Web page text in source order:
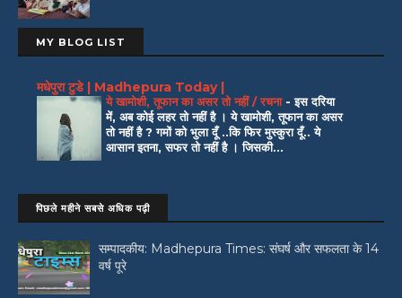
MY BLOG LIST
मधेपुरा टुडे | Madhepura Today |
ये खामोशी, तूफान का असर तो नहीं / रचना -इस दरिया
में, अब कोई लहर तो नहीं है । ये खामोशी, तूफान का असर
तो नहीं है ? गमों को भुला दूँ ..कि फिर मुस्कुरा दूँ.. ये
आसान इतना, सफर तो नहीं है । जिसकी...
पिछले महीने सबसे अधिक पढ़ी
सम्पादकीय: Madhepura Times: संघर्ष और सफलता के 14
वर्ष पूरे